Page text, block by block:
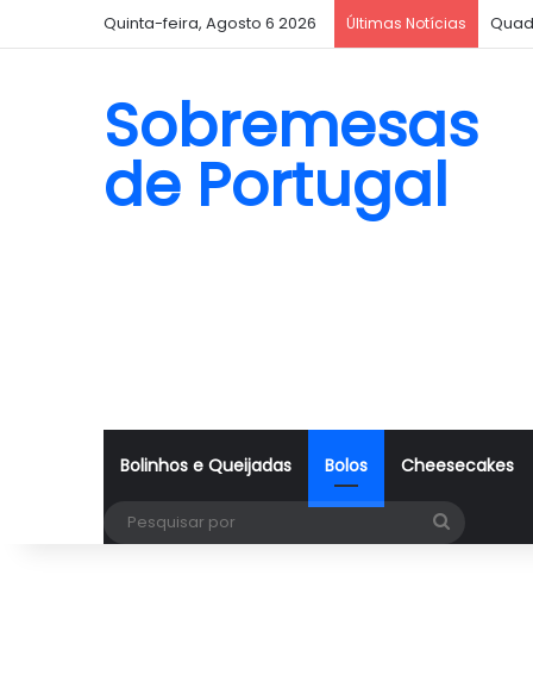
Quinta-feira, Agosto 6 2026 Últimas Notícias
Sobremesas
de Portugal
Bolinhos e Queijadas Bolos Cheesecakes